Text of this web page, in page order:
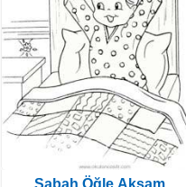
Sabah Öğle Akşam